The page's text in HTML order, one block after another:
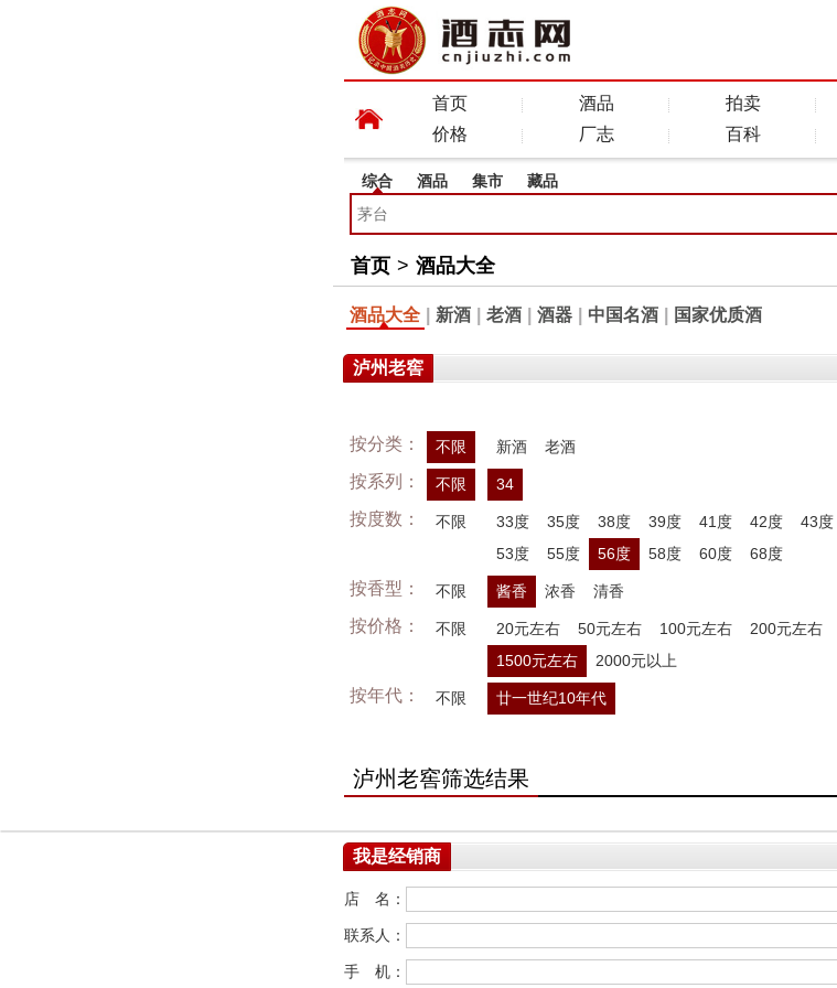
首页 酒品 拍卖
价格
厂志 百科
综合 酒品 集市 藏品
首页 > 酒品大全
酒品大全 新酒 老酒 酒器 中国名酒 国家优质酒
泸州老窖
按分类： 不限 新酒 老酒
按系列： 不限 34
按度数： 不限 33度 35度 38度 39度 41度 42度 43度
53度
55度 56度 58度 60度 68度
按香型： 不限 酱香 浓香 清香
按价格： 不限 20元左右 50元左右 100元左右 200元左右
1500元左右
2000元以上
按年代： 不限 廿一世纪10年代
泸州老窖筛选结果
我是经销商
店 名：
联系人：
手 机：